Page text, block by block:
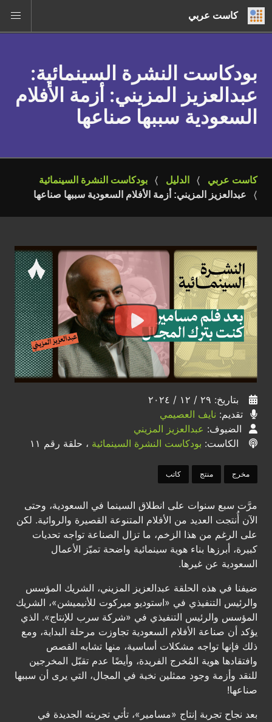
كاست عربي
بودكاست النشرة السينمائية:
عبدالعزيز المزيني: أزمة الأفلام
السعودية سببها صناعها
كاست عربي الدليل
بودكاست النشرة السينمائية
عبدالعزيز المزيني: أزمة الأفلام السعودية سببها صناعها
بتاريخ: ٢٩ / ١٢ / ٢٠٢٤
تقديم: نايف العصيمي
الضيوف: عبدالعزيز المزيني
الكاست: بودكاست النشرة السينمائية ، حلقة رقم ١١
مخرج منتج كاتب
مرَّت سبع سنوات على انطلاق السينما في السعودية، وحتى
الآن أُنتجت العديد من الأفلام المتنوعة القصيرة والروائية. لكن
على الرغم من هذا الزخم، ما تزال الصناعة تواجه تحديات
كبيرة، أبرزها بناء هوية سينمائية واضحة تميّز الأعمال
السعودية عن غيرها.
ضيفنا في هذه الحلقة عبدالعزيز المزيني، الشريك المؤسس
والرئيس التنفيذي في «استوديو ميركوت للأنيميشن»، الشريك
المؤسس والرئيس التنفيذي في «شركة سرب للإنتاج». الذي
يؤكد أن صناعة الأفلام السعودية تجاوزت مرحلة البداية، ومع
ذلك فإنها تواجه مشكلات أساسية، منها تشابه القصص
وافتقادها هوية المُخرج الفريدة، وأيضًا عدم تقبّل المخرجين
للنقد وأزمة وجود ممثلين نخبة في المجال، التي يرى أن سببها
صناعها!
بعد نجاح تجربة إنتاج «مسامير»، تأتي تجربته الجديدة في